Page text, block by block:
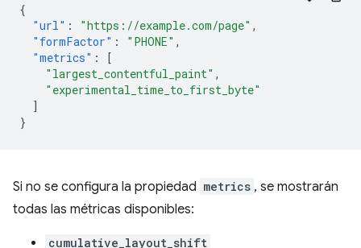
{
"url" : "https://example.com/page" ,
"formFactor" : "PHONE" ,
"metrics" :
[
"largest_contentful_paint" ,
"experimental_time_to_first_byte"
]
}
Si no se configura la propiedad metrics , se mostrarán
todas las métricas disponibles:
cumulative_layout_shift